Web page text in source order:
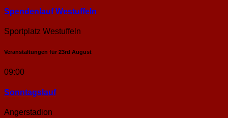
Spendenlauf Westuffeln
Sportplatz Westuffeln
Veranstaltungen für 23rd August
09:00
Sonntags­lauf
Angerstadion